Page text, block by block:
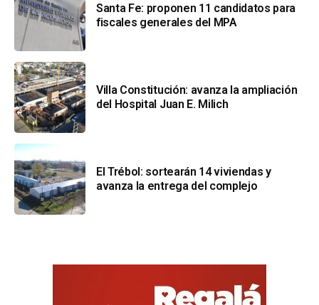
Santa Fe: proponen 11 candidatos para
fiscales generales del MPA
Villa Constitución: avanza la ampliación
del Hospital Juan E. Milich
El Trébol: sortearán 14 viviendas y
avanza la entrega del complejo